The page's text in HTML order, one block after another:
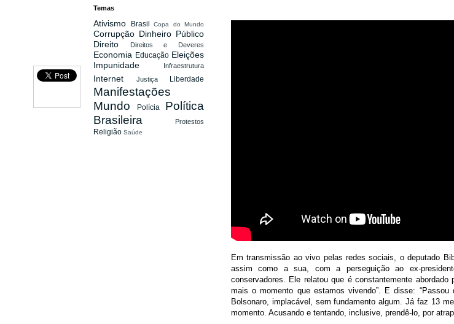
Em transmissão ao vivo pelas redes sociais, o deputado
assim como a sua, com a perseguição ao ex-
conservadores. Ele relatou que é constantemente abordado
mais o momento que estamos vivendo”. E disse:
Bolsonaro, implacável, sem fundamento algum. Já faz 13
momento. Acusando e tentando, inclusive, prendê-lo, por
Temas
Ativismo Brasil Copa do Mundo
Corrupção Dinheiro Público
Direito
Direitos e Deveres
Economia Educação Eleições
Impunidade
Infraestrutura
Internet Justiça Liberdade
Manifestações
Mundo
Polícia Política
Brasileira
Protestos
Religião Saúde